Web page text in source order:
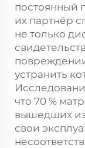
постоянный
их партнёр
не только
устранить
что 70 %
вышедших
свои